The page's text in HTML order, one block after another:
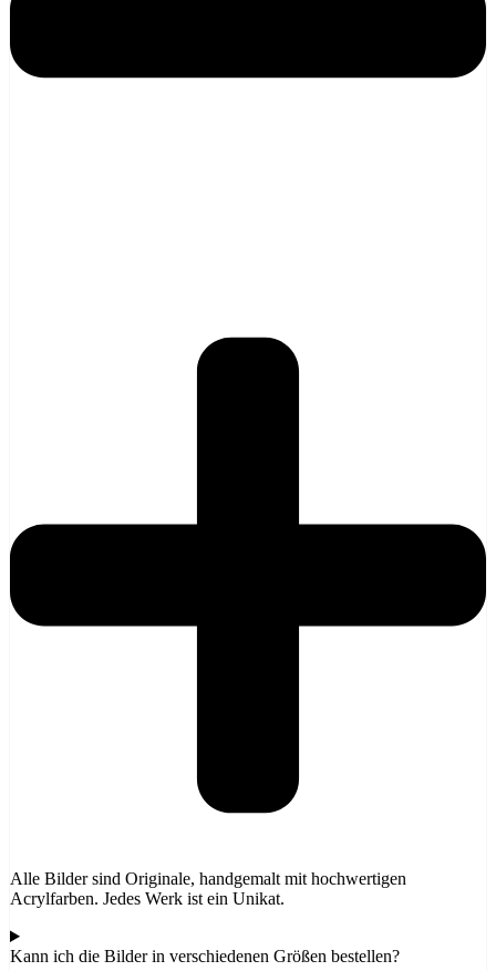
Alle Bilder sind Originale, handgemalt mit hochwertigen
Acrylfarben. Jedes Werk ist ein Unikat.
Kann ich die Bilder in verschiedenen Größen bestellen?